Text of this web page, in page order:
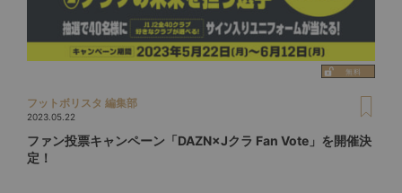
フットボリスタ 編集部
2023.05.22
ファン投票キャンペーン「DAZN×Jクラ Fan Vote」を開催決
定！